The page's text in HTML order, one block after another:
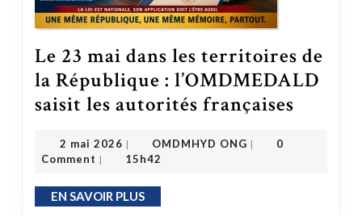
Le 23 mai dans les territoires de
la République : l’OMDMEDALD
saisit les autorités françaises
2 mai 2026 | OMDMHYD ONG |
0
Comment | 15h42
EN SAVOIR PLUSEN SAVOIR PLUS